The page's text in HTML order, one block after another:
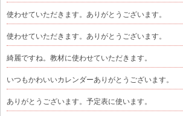
使わせていただきます。ありがとうございます。
使わせていただきます。ありがとうございます。
綺麗ですね。教材に使わせていただきます。
いつもかわいいカレンダーありがとうございます。
ありがとうございます。予定表に使います。